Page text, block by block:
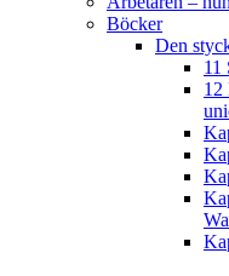
Böcker
Den
11
12